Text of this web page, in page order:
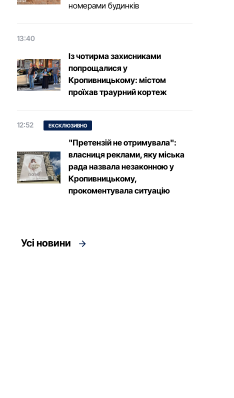
номерами будинків
13:40
Із чотирма захисниками
попрощалися у
Кропивницькому: містом
проїхав траурний кортеж
12:52 ЕКСКЛЮЗИВНО
"Претензій не отримувала":
власниця реклами, яку міська
рада назвала незаконною у
Кропивницькому,
прокоментувала ситуацію
Усі новини